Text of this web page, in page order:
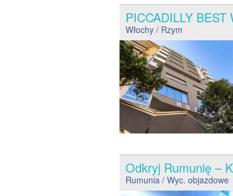
PICCADILLY BEST
Włochy / Rzym
Odkryj Rumunię –
Rumunia / Wyc. objazdowe